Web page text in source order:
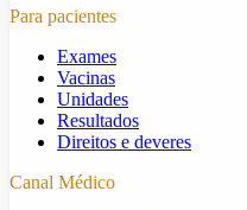
Para pacientes
Exames
Vacinas
Unidades
Resultados
Direitos e deveres
Canal Médico